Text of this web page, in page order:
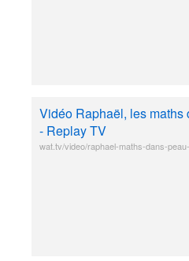
Vidéo Raphaël, les maths
- Replay TV
wat.tv/video/raphael-maths-dans-